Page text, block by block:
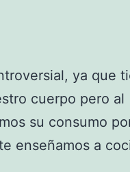
ya que
cuerpo pero al
su consumo
enseñamos a